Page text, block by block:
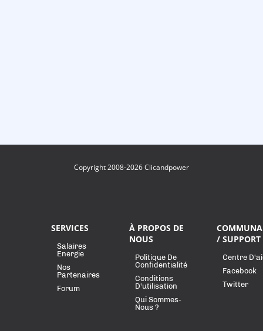
Copyright 2008-2026 Clicandpower
SERVICES
Salaires
Energie
Nos
Partenaires
Forum
À PROPOS DE
NOUS
Politique De
Confidentialité
Conditions
D'utilisation
Qui Sommes-
Nous ?
/ SUPPORT
Centre
Facebook
Twitter